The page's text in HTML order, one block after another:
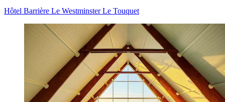
Hôtel Barrière Le Westminster Le Touquet